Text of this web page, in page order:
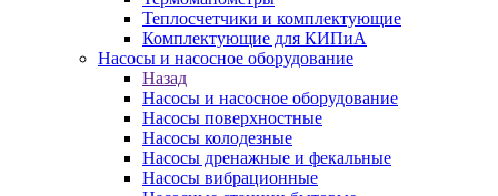
Теплосчетчики и комплектующие
Комплектующие для КИПиА
Насосы и насосное оборудование
Назад
Насосы и насосное оборудование
Насосы поверхностные
Насосы колодезные
Насосы дренажные и фекальные
Насосы вибрационные